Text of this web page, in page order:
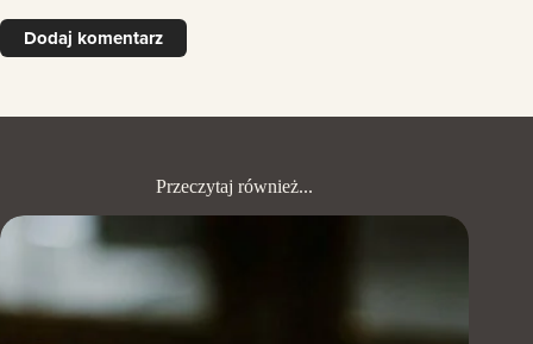
Dodaj komentarz
Przeczytaj również...